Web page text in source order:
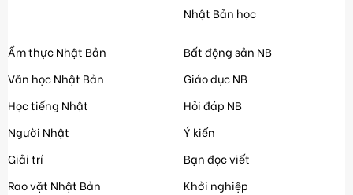
Nhật Bản học
Ẩm thực Nhật Bản
Văn học Nhật Bản
Học tiếng Nhật
Người Nhật
Giải trí
Rao vặt Nhật Bản
Bất động sản NB
Giáo dục NB
Hỏi đáp NB
Ý kiến
Bạn đọc viết
Khởi nghiệp